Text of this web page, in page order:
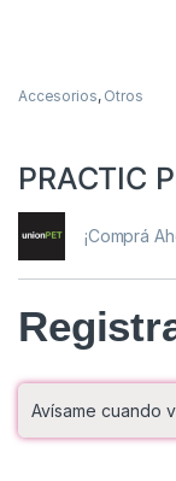
Accesorios, Otros
PRACTIC
¡Comprá
Avísame cuando